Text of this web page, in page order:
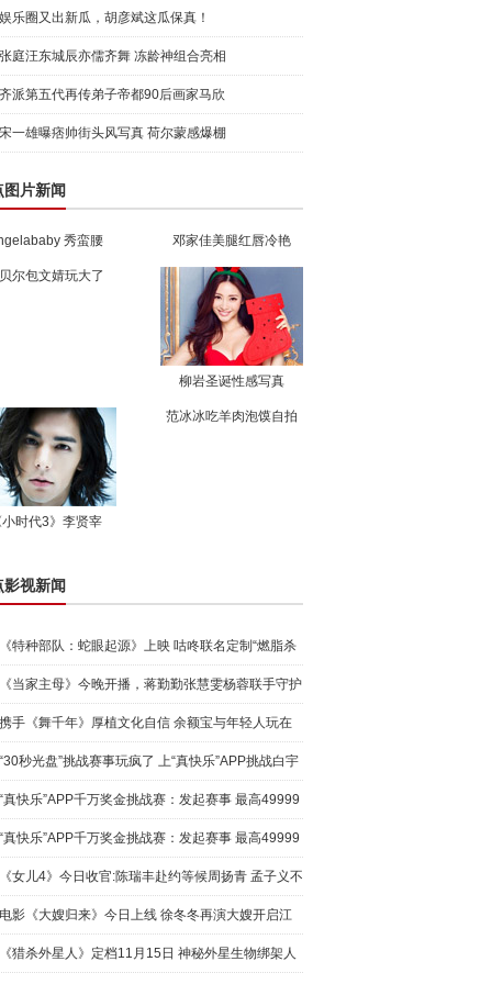
的承诺真
娱乐圈又出新瓜，胡彦斌这瓜保真！
张庭汪东城辰亦儒齐舞 冻龄神组合亮相
齐派第五代再传弟子帝都90后画家马欣
宋一雄曝痞帅街头风写真 荷尔蒙感爆棚
图片新闻
秀蛮腰 邓家佳美腿红唇冷艳
尔包文婧玩大了
柳岩圣诞性感写真
时代3》李贤宰
范冰冰吃羊肉泡馍自拍
影视新闻
《特种部队：蛇眼起源》上映 咕咚联名定制“燃脂杀
手”加
《当家主母》今晚开播，蒋勤勤张慧雯杨蓉联手守护
缂丝文化
携手《舞千年》厚植文化自信 余额宝与年轻人玩在
一起
“30秒光盘”挑战赛事玩疯了 上“真快乐”APP挑战白宇
“真快乐”APP千万奖金挑战赛：发起赛事 最高49999
基金等
“真快乐”APP千万奖金挑战赛：发起赛事 最高49999
基金等
《女儿4》今日收官:陈瑞丰赴约等候周扬青 孟子义不
确定刘
电影《大嫂归来》今日上线 徐冬冬再演大嫂开启江
湖复仇录
《猎杀外星人》定档11月15日 神秘外星生物绑架人